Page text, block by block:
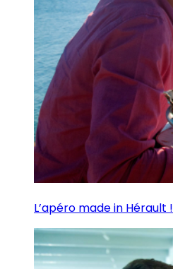
L’apéro made in Hérault !